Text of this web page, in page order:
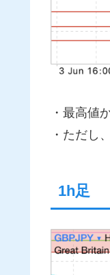
・最高値
・ただし
1h足